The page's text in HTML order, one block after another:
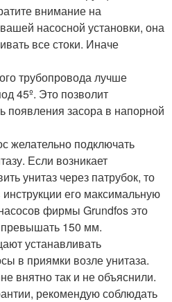
внимание на
насосной установки, она
все стоки. Иначе
трубопровода лучше
45º. Это позволит
появления засора в напорной
желательно подключать
Если возникает
унитаз через патрубок, то
его максимальную
фирмы Grundfos это
150 мм.
устанавливать
в приямки возле унитаза.
внятно так и не объяснили.
рекомендую соблюдать